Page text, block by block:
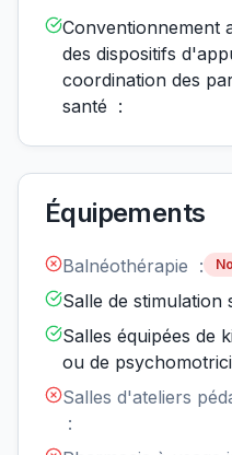
Conventionnement
des dispositifs
coordination des
santé :
Équipements
Balnéothérapie :
Salle de stimulation
Salles équipées de
ou de
Salles d'ateliers
: